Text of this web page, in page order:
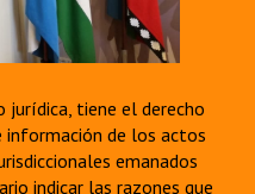
jurídica, tiene el derecho
información de los actos
emanados
indicar las razones que